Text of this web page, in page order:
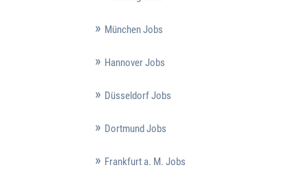
München Jobs
Hannover Jobs
Düsseldorf Jobs
Dortmund Jobs
Frankfurt a. M. Jobs